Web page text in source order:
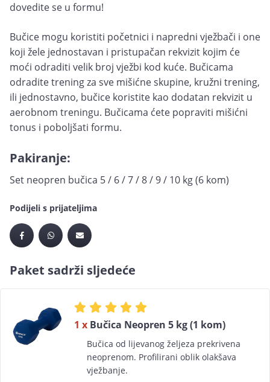
dovedite se u formu!
Bučice mogu koristiti početnici i napredni vježbači i one
koji žele jednostavan i pristupačan rekvizit kojim će
moći odraditi velik broj vježbi kod kuće. Bučicama
odradite trening za sve mišićne skupine, kružni trening,
ili jednostavno, bučice koristite kao dodatan rekvizit u
aerobnom treningu. Bučicama ćete popraviti mišićni
tonus i poboljšati formu.
Pakiranje:
Set neopren bučica 5 / 6 / 7 / 8 / 9 / 10 kg (6 kom)
Podijeli s prijateljima
Paket sadrži sljedeće
1 x Bučica Neopren 5 kg (1 kom)
Bučica od lijevanog željeza prekrivena
neoprenom. Profilirani oblik olakšava
vježbanje.